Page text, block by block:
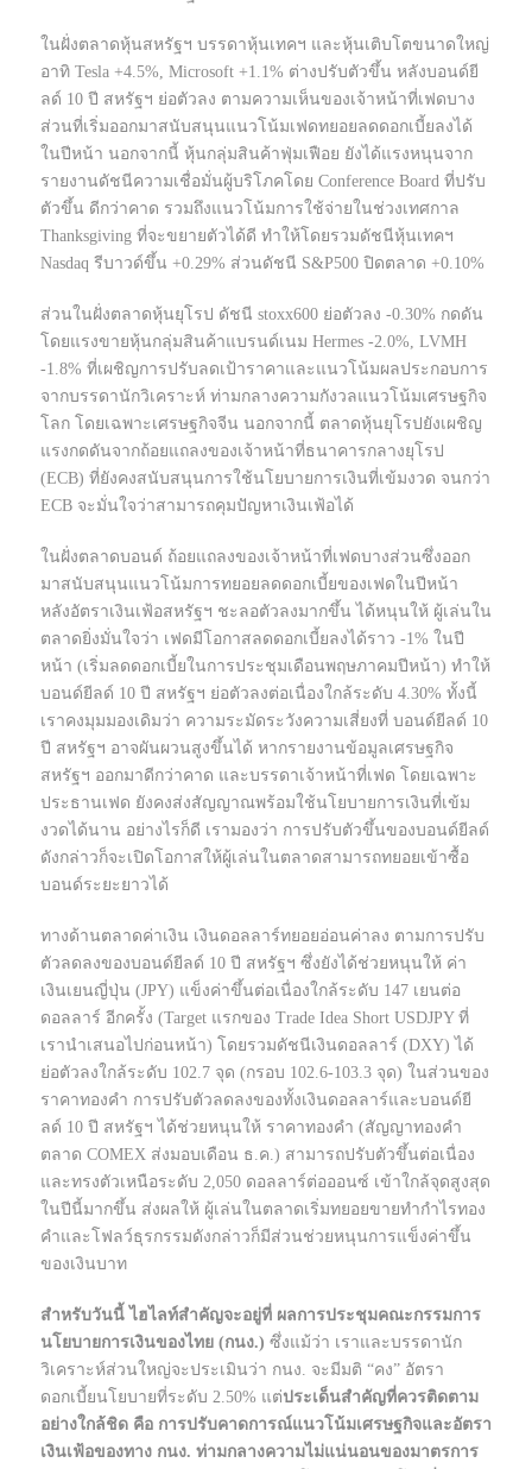
ในฝั่งตลาดหุ้นสหรัฐฯ บรรดาหุ้นเทคฯ และหุ้นเติบโตขนาดใหญ่
อาทิ Tesla +4.5%, Microsoft +1.1% ต่างปรับตัวขึ้น หลังบอนด์ยี
ลด์ 10 ปี สหรัฐฯ ย่อตัวลง ตามความเห็นของเจ้าหน้าที่เฟดบาง
ส่วนที่เริ่มออกมาสนับสนุนแนวโน้มเฟดทยอยลดดอกเบี้ยลงได้
ในปีหน้า นอกจากนี้ หุ้นกลุ่มสินค้าฟุ่มเฟือย ยังได้แรงหนุนจาก
รายงานดัชนีความเชื่อมั่นผู้บริโภคโดย Conference Board ที่ปรับ
ตัวขึ้น ดีกว่าคาด รวมถึงแนวโน้มการใช้จ่ายในช่วงเทศกาล
Thanksgiving ที่จะขยายตัวได้ดี ทำให้โดยรวมดัชนีหุ้นเทคฯ
Nasdaq รีบาวด์ขึ้น +0.29% ส่วนดัชนี S&P500 ปิดตลาด +0.10%
ส่วนในฝั่งตลาดหุ้นยุโรป ดัชนี stoxx600 ย่อตัวลง -0.30% กดดัน
โดยแรงขายหุ้นกลุ่มสินค้าแบรนด์เนม Hermes -2.0%, LVMH
-1.8% ที่เผชิญการปรับลดเป้าราคาและแนวโน้มผลประกอบการ
จากบรรดานักวิเคราะห์ ท่ามกลางความกังวลแนวโน้มเศรษฐกิจ
โลก โดยเฉพาะเศรษฐกิจจีน นอกจากนี้ ตลาดหุ้นยุโรปยังเผชิญ
แรงกดดันจากถ้อยแถลงของเจ้าหน้าที่ธนาคารกลางยุโรป
(ECB) ที่ยังคงสนับสนุนการใช้นโยบายการเงินที่เข้มงวด จนกว่า
ECB จะมั่นใจว่าสามารถคุมปัญหาเงินเฟ้อได้
ในฝั่งตลาดบอนด์ ถ้อยแถลงของเจ้าหน้าที่เฟดบางส่วนซึ่งออก
มาสนับสนุนแนวโน้มการทยอยลดดอกเบี้ยของเฟดในปีหน้า
หลังอัตราเงินเฟ้อสหรัฐฯ ชะลอตัวลงมากขึ้น ได้หนุนให้ ผู้เล่นใน
ตลาดยิ่งมั่นใจว่า เฟดมีโอกาสลดดอกเบี้ยลงได้ราว -1% ในปี
หน้า (เริ่มลดดอกเบี้ยในการประชุมเดือนพฤษภาคมปีหน้า) ทำให้
บอนด์ยีลด์ 10 ปี สหรัฐฯ ย่อตัวลงต่อเนื่องใกล้ระดับ 4.30% ทั้งนี้
เราคงมุมมองเดิมว่า ความระมัดระวังความเสี่ยงที่ บอนด์ยีลด์ 10
ปี สหรัฐฯ อาจผันผวนสูงขึ้นได้ หากรายงานข้อมูลเศรษฐกิจ
สหรัฐฯ ออกมาดีกว่าคาด และบรรดาเจ้าหน้าที่เฟด โดยเฉพาะ
ประธานเฟด ยังคงส่งสัญญาณพร้อมใช้นโยบายการเงินที่เข้ม
งวดได้นาน อย่างไรก็ดี เรามองว่า การปรับตัวขึ้นของบอนด์ยีลด์
ดังกล่าวก็จะเปิดโอกาสให้ผู้เล่นในตลาดสามารถทยอยเข้าซื้อ
บอนด์ระยะยาวได้
ทางด้านตลาดค่าเงิน เงินดอลลาร์ทยอยอ่อนค่าลง ตามการปรับ
ตัวลดลงของบอนด์ยีลด์ 10 ปี สหรัฐฯ ซึ่งยังได้ช่วยหนุนให้ ค่า
เงินเยนญี่ปุ่น (JPY) แข็งค่าขึ้นต่อเนื่องใกล้ระดับ 147 เยนต่อ
ดอลลาร์ อีกครั้ง (Target แรกของ Trade Idea Short USDJPY ที่
เรานำเสนอไปก่อนหน้า) โดยรวมดัชนีเงินดอลลาร์ (DXY) ได้
ย่อตัวลงใกล้ระดับ 102.7 จุด (กรอบ 102.6-103.3 จุด) ในส่วนของ
ราคาทองคำ การปรับตัวลดลงของทั้งเงินดอลลาร์และบอนด์ยี
ลด์ 10 ปี สหรัฐฯ ได้ช่วยหนุนให้ ราคาทองคำ (สัญญาทองคำ
ตลาด COMEX ส่งมอบเดือน ธ.ค.) สามารถปรับตัวขึ้นต่อเนื่อง
และทรงตัวเหนือระดับ 2,050 ดอลลาร์ต่อออนซ์ เข้าใกล้จุดสูงสุด
ในปีนี้มากขึ้น ส่งผลให้ ผู้เล่นในตลาดเริ่มทยอยขายทำกำไรทอง
คำและโฟลว์ธุรกรรมดังกล่าวก็มีส่วนช่วยหนุนการแข็งค่าขึ้น
ของเงินบาท
สำหรับวันนี้ ไฮไลท์สำคัญจะอยู่ที่ ผลการประชุมคณะกรรมการ
นโยบายการเงินของไทย (กนง.) ซึ่งแม้ว่า เราและบรรดานัก
วิเคราะห์ส่วนใหญ่จะประเมินว่า กนง. จะมีมติ “คง” อัตรา
ดอกเบี้ยนโยบายที่ระดับ 2.50% แต่ประเด็นสำคัญที่ควรติดตาม
อย่างใกล้ชิด คือ การปรับคาดการณ์แนวโน้มเศรษฐกิจและอัตรา
เงินเฟ้อของทาง กนง. ท่ามกลางความไม่แน่นอนของมาตรการ